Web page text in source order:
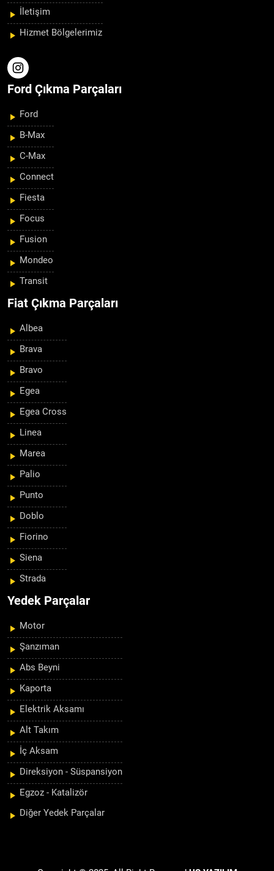
İletişim
Hizmet Bölgelerimiz
Ford Çıkma Parçaları
Ford
B-Max
C-Max
Connect
Fiesta
Focus
Fusion
Mondeo
Transit
Fiat Çıkma Parçaları
Albea
Brava
Bravo
Egea
Egea Cross
Linea
Marea
Palio
Punto
Doblo
Fiorino
Siena
Strada
Yedek Parçalar
Motor
Şanzıman
Abs Beyni
Kaporta
Elektrik Aksamı
Alt Takım
İç Aksam
Direksiyon - Süspansiyon
Egzoz - Katalizör
Diğer Yedek Parçalar